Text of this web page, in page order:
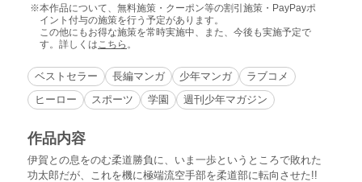
本作品について、無料施策・クーポン等の割引施策・PayPayポ
イント付与の施策を行う予定があります。
この他にもお得な施策を常時実施中、また、今後も実施予定で
す。詳しくは こちら 。
ベストセラー 長編マンガ 少年マンガ
ラブコメ
ヒーロー
スポーツ 学園 週刊少年マガジン
作品内容
伊賀との息をのむ柔道勝負に、いま一歩というところで敗れた
功太郎だが、これを機に極端流空手部を柔道部に転向させた!!